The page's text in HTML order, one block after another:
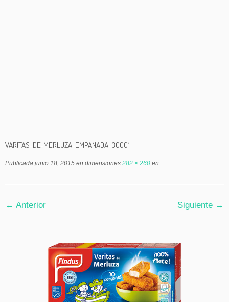
VARITAS-DE-MERLUZA-EMPANADA-300G1
Publicada junio 18, 2015 en dimensiones 282 × 260 en .
← Anterior Siguiente →